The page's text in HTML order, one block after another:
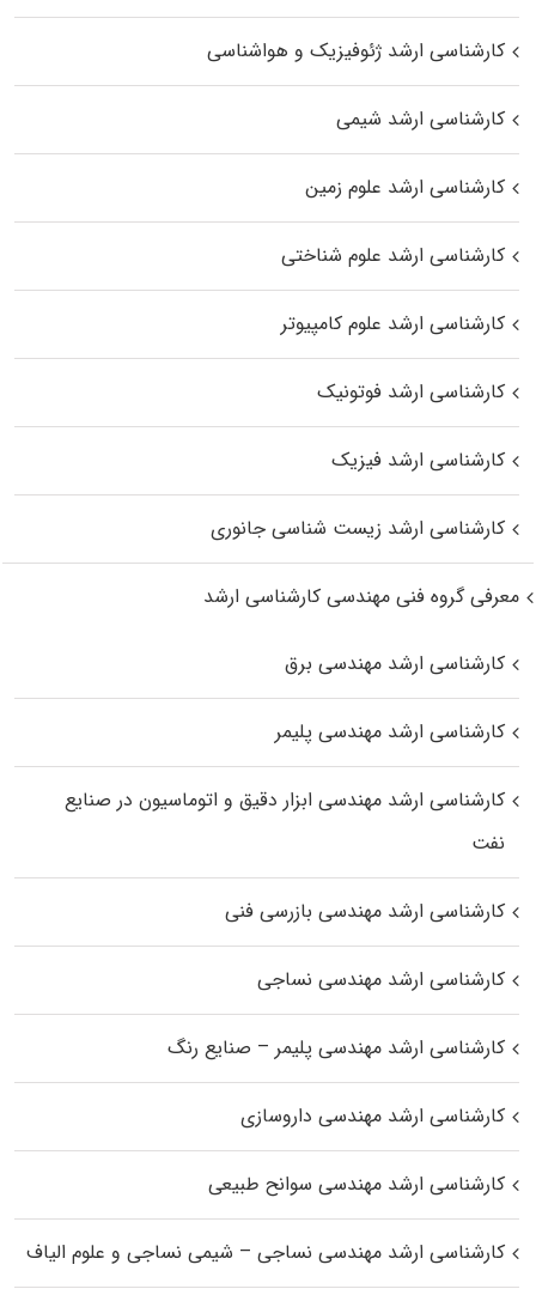
کارشناسی ارشد ژئوفیزیک و هواشناسی
کارشناسی ارشد شیمی
کارشناسی ارشد علوم زمین
کارشناسی ارشد علوم شناختی
کارشناسی ارشد علوم کامپیوتر
کارشناسی ارشد فوتونیک
کارشناسی ارشد فیزیک
کارشناسی ارشد زیست‌ شناسی جانوری
معرفی گروه فنی مهندسی کارشناسی ارشد
کارشناسی ارشد مهندسی برق
کارشناسی ارشد مهندسی پلیمر
کارشناسی ارشد مهندسی ابزار دقیق و اتوماسیون در صنایع
نفت
کارشناسی ارشد مهندسی بازرسی فنی
کارشناسی ارشد مهندسی نساجی
کارشناسی ارشد مهندسی پلیمر – صنایع رنگ
کارشناسی ارشد مهندسی داروسازی
کارشناسی ارشد مهندسی سوانح طبیعی
کارشناسی ارشد مهندسی نساجی – شیمی نساجی و علوم الیاف